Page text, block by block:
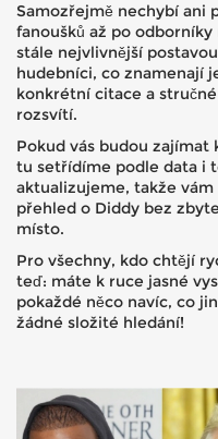
Samozřejmě nechybí ani
fanoušků až po
stále nejvlivnější
hudebníci, co znamenají
konkrétní citace a
rozsvítí.
Pokud vás budou
tu setřídíme podle data i
aktualizujeme, takže
přehled o Diddy bez
místo.
Pro všechny, kdo chtějí
teď: máte k ruce jasné
pokaždé něco navíc, co
žádné složité hledání!